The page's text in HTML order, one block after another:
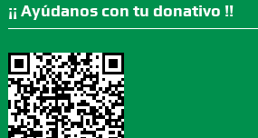
¡¡ Ayúdanos con tu donativo !!